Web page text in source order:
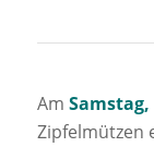
Am Samstag,
Zipfelmützen